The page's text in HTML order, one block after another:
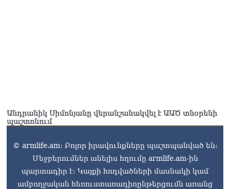
Անդրանիկ Սիմոնյանը վերանշանակվել է ԱԱԾ տնօրենի
պաշտոնում
© armlife.am: Բոլոր իրավունքները պաշտպանված են:
Մեջբերումներ անելիս հղումը armlife.am-ին
պարտադիր է: Կայքի հոդվածների մասնակի կամ
ամբողջական հեռուստառադիոընթերցումն առանց